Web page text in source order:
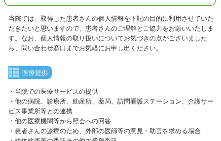
当院では、取得した患者さんの個人情報を下記の目的に利用させていた
だきたいと思いますので、患者さんのご理解とご協力をお願いいたしま
す。なお、個人情報の取り扱いについてお気づきの点がございました
ら、問い合わせ窓口までお気軽にお申し出ください。
医療提供
・当院での医療サービスの提供
・他の病院、診療所、助産所、薬局、訪問看護ステーション、介護サー
ビス事業所等との連携
・他の医療機関等から照会への回答
・患者さんの診療のため、外部の医師等の意見・助言を求める場合